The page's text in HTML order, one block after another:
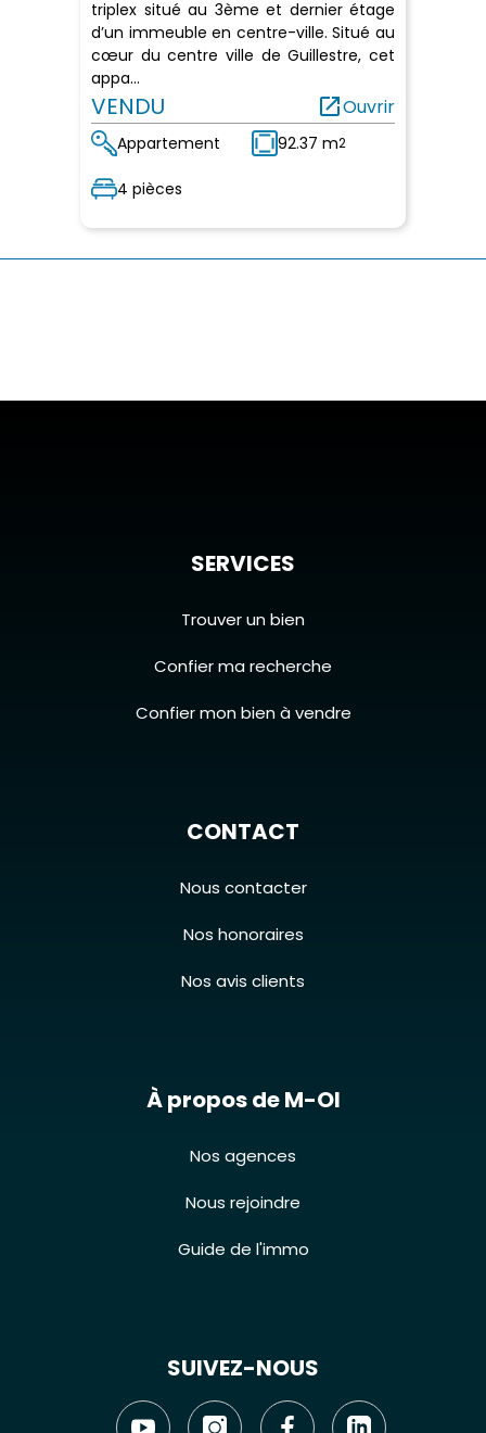
triplex situé au 3ème et dernier étage
d’un immeuble en centre-ville. Situé au
cœur du centre ville de Guillestre, cet
appa...
VENDU open_in_newOuvrir
Appartement 92.37 m2
4 pièces
SERVICES
Trouver un bien
Confier ma recherche
Confier mon bien à vendre
CONTACT
Nous contacter
Nos honoraires
Nos avis clients
À propos de M-OI
Nos agences
Nous rejoindre
Guide de l'immo
SUIVEZ-NOUS